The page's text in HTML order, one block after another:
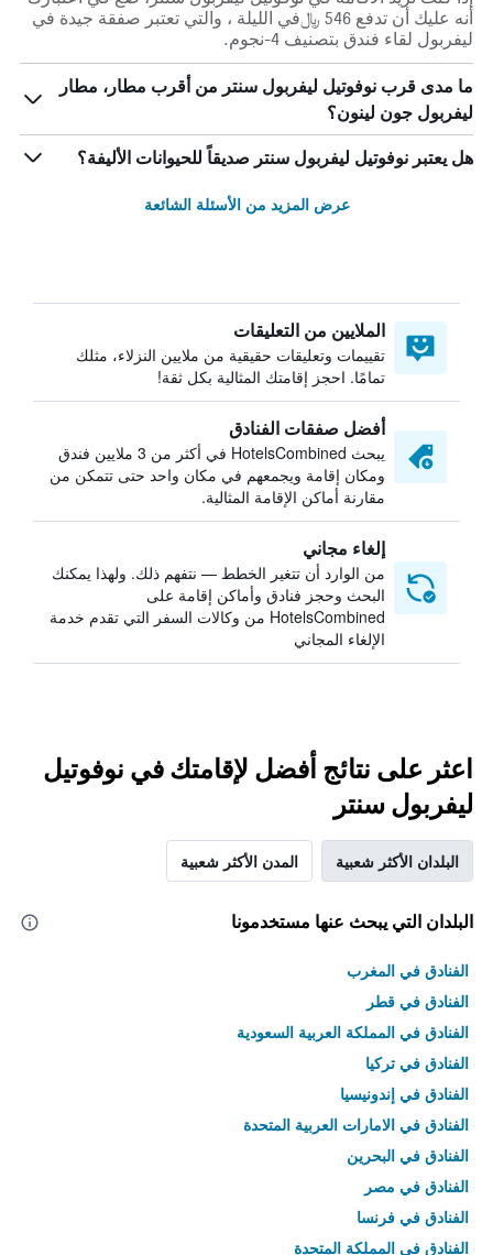
أنه عليك أن تدفع 546 ﷼في الليلة ، والتي تعتبر صفقة جيدة في
ليفربول لقاء فندق بتصنيف 4-نجوم.
ما مدى قرب نوفوتيل ليفربول سنتر من أقرب مطار، مطار
ليفربول جون لينون؟
هل يعتبر نوفوتيل ليفربول سنتر صديقاً للحيوانات الأليفة؟
عرض المزيد من الأسئلة الشائعة
الملايين من التعليقات
تقييمات وتعليقات حقيقية من ملايين النزلاء، مثلك
تمامًا. احجز إقامتك المثالية بكل ثقة!
أفضل صفقات الفنادق
يبحث HotelsCombined في أكثر من 3 ملايين فندق
ومكان إقامة ويجمعهم في مكان واحد حتى تتمكن من
مقارنة أماكن الإقامة المثالية.
إلغاء مجاني
من الوارد أن تتغير الخطط — نتفهم ذلك. ولهذا يمكنك
البحث وحجز فنادق وأماكن إقامة على
HotelsCombined من وكالات السفر التي تقدم خدمة
الإلغاء المجاني
اعثر على نتائج أفضل لإقامتك في نوفوتيل
ليفربول سنتر
البلدان الأكثر شعبية المدن الأكثر شعبية
البلدان التي يبحث عنها مستخدمونا
الفنادق في المغرب
الفنادق في قطر
الفنادق في المملكة العربية السعودية
الفنادق في تركيا
الفنادق في إندونيسيا
الفنادق في الامارات العربية المتحدة
الفنادق في البحرين
الفنادق في مصر
الفنادق في فرنسا
الفنادق في المملكة المتحدة